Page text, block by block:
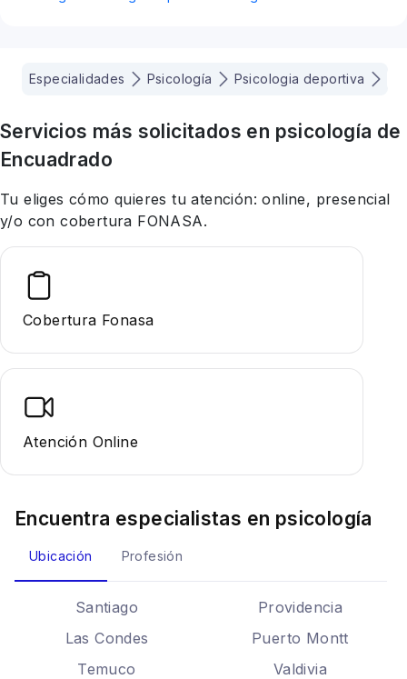
Especialidades Psicología Psicologia deportiva
Servicios más solicitados en psicología de
Encuadrado
Tu eliges cómo quieres tu atención: online, presencial
y/o con cobertura FONASA.
Cobertura Fonasa
Atención Online
Encuentra especialistas en psicología
Ubicación Profesión
Santiago
Providencia
Las Condes
Puerto Montt
Temuco
Valdivia